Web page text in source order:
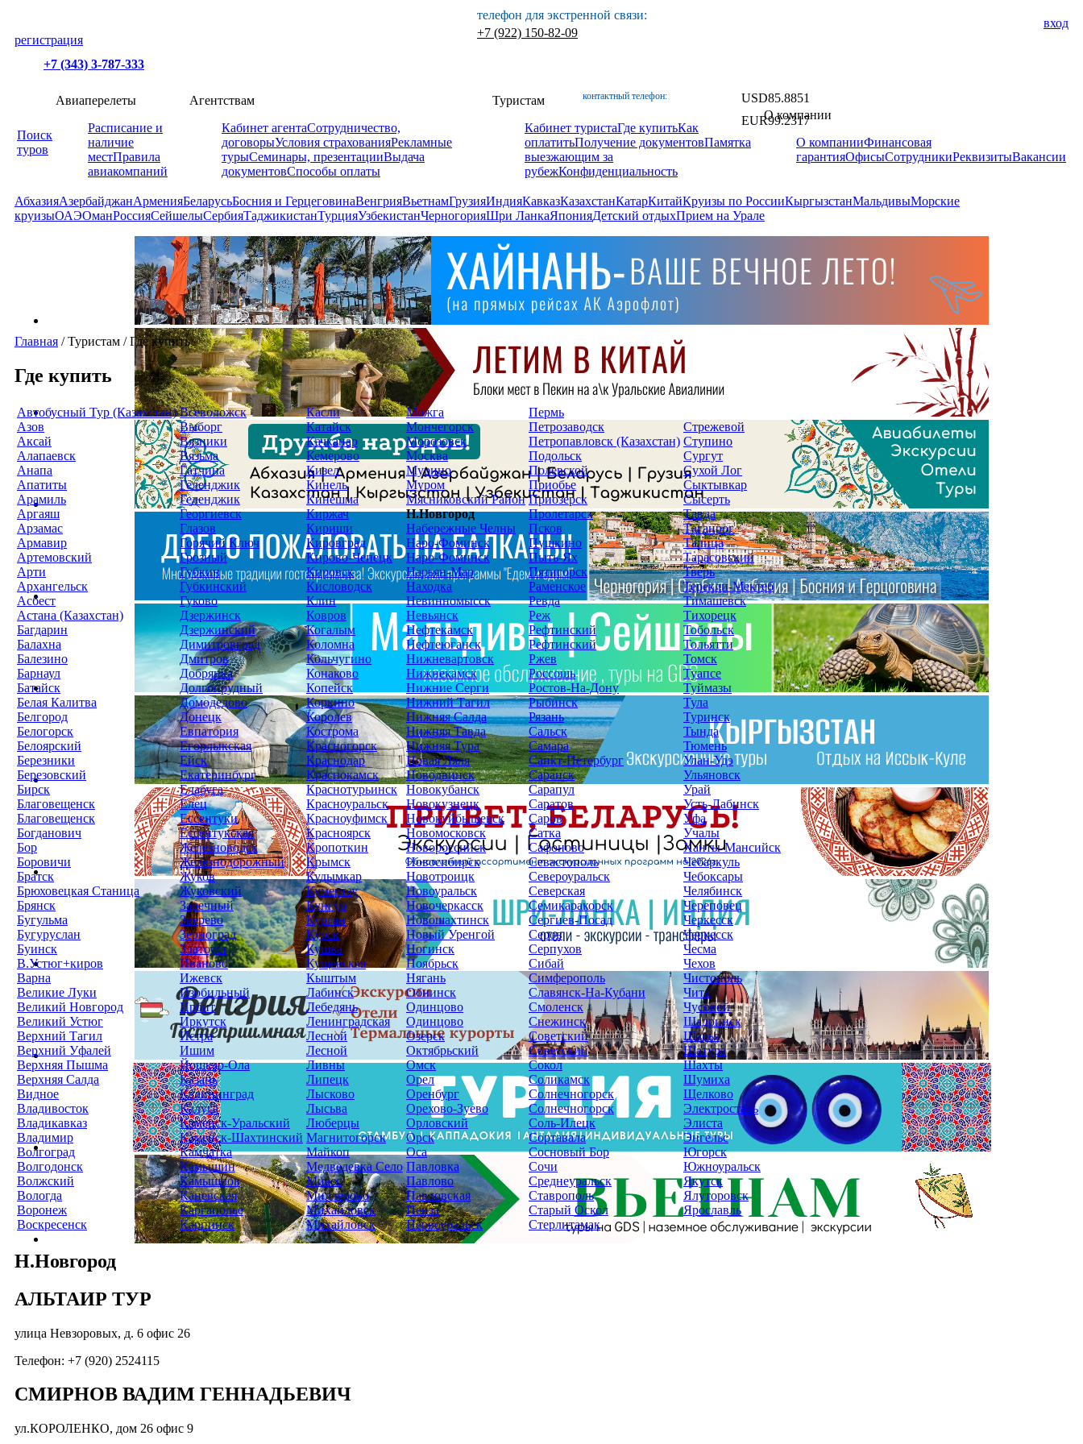
вход
регистрация
+7 (343) 3-787-333
телефон для экстренной связи:
+7 (922) 150-82-09
контактный телефон: USD85.8851
EUR99.2317
Поиск
туров
Авиаперелеты
Расписание и
наличие
местПравила
авиакомпаний
Агентствам
Кабинет агентаСотрудничество,
договорыУсловия страхованияРекламные
турыСеминары, презентацииВыдача
документовСпособы оплаты
Туристам
Кабинет туристаГде купитьКак
оплатитьПолучение документовПамятка
выезжающим за
рубежКонфиденциальность
О компании
О компанииФинансовая
гарантияОфисыСотрудникиРеквизитыВакансии
АбхазияАзербайджанАрменияБеларусьБосния и ГерцеговинаВенгрияВьетнамГрузияИндияКавказКазахстанКатарКитайКруизы по РоссииКыргызстанМальдивыМорские
круизыОАЭОманРоссияСейшелыСербияТаджикистанТурцияУзбекистанЧерногорияШри ЛанкаЯпонияДетский отдыхПрием на Урале
Главная /Туристам /Где купить
Где купить
Автобусный Тур (Казахстан)
Азов
Аксай
Алапаевск
Анапа
Апатиты
Арамиль
Аргаяш
Арзамас
Армавир
Артемовский
Арти
Архангельск
Асбест
Астана (Казахстан)
Багдарин
Балахна
Балезино
Барнаул
Батайск
Белая Калитва
Белгород
Белогорск
Белоярский
Березники
Березовский
Бирск
Благовещенск
Благовещенск
Богданович
Бор
Боровичи
Братск
Брюховецкая Станица
Брянск
Бугульма
Бугуруслан
Буинск
В.Устюг+киров
Варна
Великие Луки
Великий Новгород
Великий Устюг
Верхний Тагил
Верхний Уфалей
Верхняя Пышма
Верхняя Салда
Видное
Владивосток
Владикавказ
Владимир
Волгоград
Волгодонск
Волжский
Вологда
Воронеж
Воскресенск
Всеволожск
Выборг
Вязники
Вязьма
Гатчина
Геленджик
Геленджик
Георгиевск
Глазов
Горячий Ключ
Грозный
Губкин
Губкинский
Гуково
Дзержинск
Дзержинский
Димитровград
Дмитров
Добрянка
Долгопрудный
Домодедово
Донецк
Евпатория
Егорлыкская
Ейск
Екатеринбург
Елабуга
Елец
Ессентуки
Ессентукская
Железноводск
Железнодорожный
Жуков
Жуковский
Заречный
Зверево
Зерноград
Златоуст
Иваново
Ижевск
Изобильный
Ирбит
Иркутск
Истра
Ишим
Йошкар-Ола
Казань
Калининград
Калуга
Каменск-Уральский
Каменск-Шахтинский
Камчатка
Камышин
Камышлов
Каневская
Каргаполье
Карпинск
Касли
Катайск
Качканар
Кемерово
Кизел
Кинель
Кинешма
Киржач
Кириши
Кировград
Кирово-Чепецк
Кировск
Кисловодск
Клин
Ковров
Когалым
Коломна
Кольчугино
Конаково
Копейск
Коркино
Королев
Кострома
Красногорск
Краснодар
Краснокамск
Краснотурьинск
Красноуральск
Красноуфимск
Красноярск
Кропоткин
Крымск
Кудымкар
Кумертау
Кунгур
Курган
Курск
Кушва
Кущевская
Кыштым
Лабинск
Лебедянь
Ленинградская
Лесной
Лесной
Ливны
Липецк
Лысково
Лысьва
Люберцы
Магнитогорск
Майкоп
Медведевка Село
Миасс
Миллерово
Михайловск
Михайловск
Можга
Мончегорск
Морозовск
Москва
Мурино
Муром
Мясниковский Район
Н.Новгород
Набережные Челны
Наро-Фоминск
Наро-Фоминск
Нарьян-Мар
Находка
Невинномысск
Невьянск
Нефтекамск
Нефтеюганск
Нижневартовск
Нижнекамск
Нижние Серги
Нижний Тагил
Нижняя Салда
Нижняя Тавда
Нижняя Тура
Новая Ляля
Новодвинск
Новокубанск
Новокузнецк
Новокуйбышевск
Новомосковск
Новороссийск
Новосибирск
Новотроицк
Новоуральск
Новочеркасск
Новошахтинск
Новый Уренгой
Ногинск
Ноябрьск
Нягань
Обнинск
Одинцово
Одинцово
Озерск
Октябрьский
Омск
Орел
Оренбург
Орехово-Зуево
Орловский
Орск
Оса
Павловка
Павлово
Павловская
Пенза
Первоуральск
Пермь
Петрозаводск
Петропавловск (Казахстан)
Подольск
Полевской
Приобье
Приозерск
Пролетарск
Псков
Пушкино
Пыть-Ях
Пятигорск
Раменское
Ревда
Реж
Рефтинский
Рефтинский
Ржев
Россошь
Ростов-На-Дону
Рыбинск
Рязань
Сальск
Самара
Санкт-Петербург
Саранск
Сарапул
Саратов
Саров
Сатка
Сафоново
Севастополь
Североуральск
Северская
Семикаракорск
Сергиев-Посад
Серов
Серпухов
Сибай
Симферополь
Славянск-На-Кубани
Смоленск
Снежинск
Советский
Советский
Сокол
Соликамск
Солнечногорск
Солнечногорск
Соль-Илецк
Сортавала
Сосновый Бор
Сочи
Среднеуральск
Ставрополь
Старый Оскол
Стерлитамак
Стрежевой
Ступино
Сургут
Сухой Лог
Сыктывкар
Сысерть
Тавда
Таганрог
Талица
Тарасовский
Тверь
Терекли-Мектеб
Тимашевск
Тихорецк
Тобольск
Тольятти
Томск
Туапсе
Туймазы
Тула
Туринск
Тында
Тюмень
Улан-Удэ
Ульяновск
Урай
Усть-Лабинск
Уфа
Учалы
Ханты-Мансийск
Чебаркуль
Чебоксары
Челябинск
Череповец
Черкесск
Черкесск
Чесма
Чехов
Чистополь
Чита
Чусовой
Шадринск
Шарья
Шатура
Шахты
Шумиха
Щелково
Электросталь
Элиста
Энгельс
Югорск
Южноуральск
Якутск
Ялуторовск
Ярославль
Н.Новгород
АЛЬТАИР ТУР
улица Невзоровых, д. 6 офис 26
Телефон: +7 (920) 2524115
СМИРНОВ ВАДИМ ГЕННАДЬЕВИЧ
ул.КОРОЛЕНКО, дом 26 офис 9